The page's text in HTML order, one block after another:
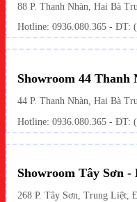
88 P. Thanh Nhàn, Hai Bà
Hotline: 0936.080.365 - ĐT:
Showroom 44 Thanh
44 P. Thanh Nhàn, Hai Bà
Hotline: 0936.080.365 - ĐT:
Showroom Tây Sơn -
268 P. Tây Sơn, Trung Liệt,